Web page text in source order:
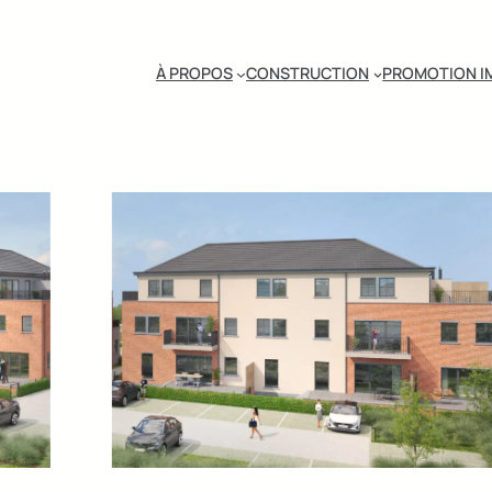
À PROPOS CONSTRUCTION PROMOTION